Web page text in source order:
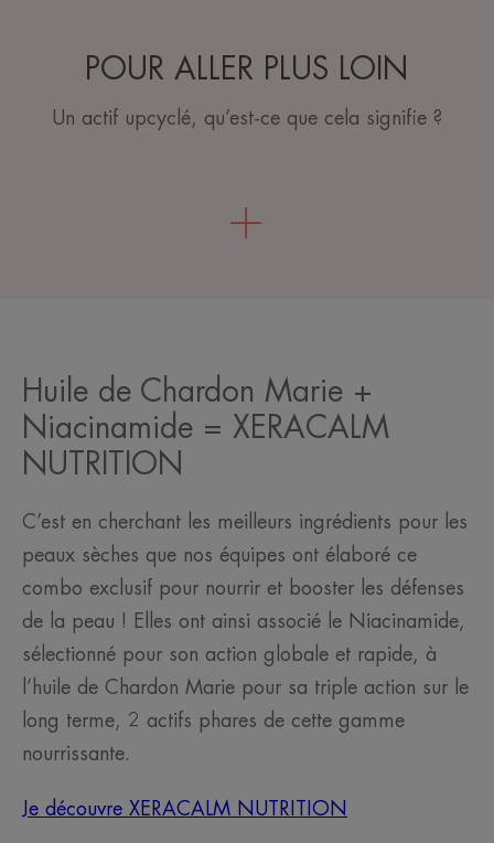
POUR ALLER PLUS LOIN
Un actif upcyclé, qu’est-ce que cela signifie ?
Huile de Chardon Marie +
Niacinamide = XERACALM
NUTRITION
C’est en cherchant les meilleurs ingrédients pour les
peaux sèches que nos équipes ont élaboré ce
combo exclusif pour nourrir et booster les défenses
de la peau ! Elles ont ainsi associé le Niacinamide,
sélectionné pour son action globale et rapide, à
l’huile de Chardon Marie pour sa triple action sur le
long terme, 2 actifs phares de cette gamme
nourrissante.
Je découvre XERACALM NUTRITION